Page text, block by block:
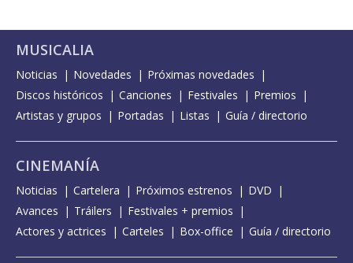
MUSICALIA
Noticias Novedades
Próximas novedades
Discos históricos
Canciones Festivales
Premios
Artistas y grupos
Portadas Listas Guía / directorio
CINEMANÍA
Noticias Cartelera Próximos estrenos
DVD
Avances
Tráilers
Festivales + premios
Actores y actrices
Carteles Box-office Guía / directorio